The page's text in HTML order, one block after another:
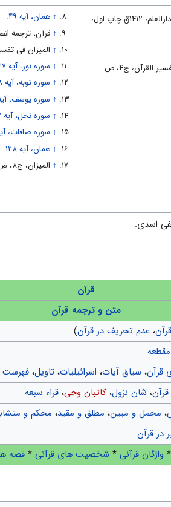
راغب اصفهانی، حسین بن محمد؛ المفردات فی غریب القرآن‌، بیروت، دارالعلم، ۱۴۱۲ق چاپ اول،
مفردات، ص۵۶۲؛ غریب القرآن، ابن قتیبیه، ص۱۴۵؛ مجمع البیان فى تفسیر القرآن، ج‏۴، ص
↑ همان، آیه ۴۹.
↑ قرآن، ترجمه
↑ المیزان فى تفسیر
↑ سوره نور، آیه ۳۷.
↑ سوره توبه، آیه ۱۰۸.
↑ سوره یوسف، آیه
↑ سوره نحل، آیه ۴۳.
↑ سوره صافات، آیه
↑ همان، آیه ۱۲۸.
↑ المیزان، ج‌۸، ص‌۱۲۳‌ـ‌۱۲۵.
قرآن
متن و ترجمه قرآن
، عدم تحریف در قرآن)
قرآن، سیاق آیات، اسرائیلیات، تاویل، فهرست
، شان نزول، کاتبان وحی، قراء سبعه
، مجمل و مبین، مطلق و مقید، محکم و
در قرآن
* واژگان قرآنی * شخصیت های قرآنی * قصه